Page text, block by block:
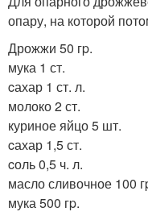
опару, на которой
Дрожжи 50 гp.
мука 1 ст.
cахар 1 ст. л.
молоко 2 ст.
куриное яйцо 5 шт.
cахар 1,5 ст.
cоль 0,5 ч. л.
масло сливочное 100
мука 500 гp.